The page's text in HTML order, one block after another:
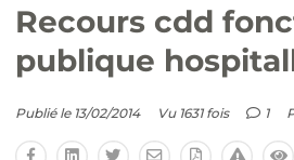
Recours cdd
publique
Publié le 13/02/2014 Vu 1631 fois 1